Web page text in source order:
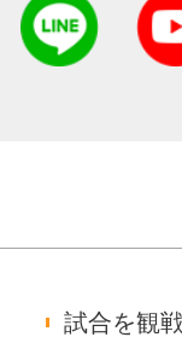
試合を観